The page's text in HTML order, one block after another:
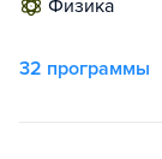
физика
32 программы